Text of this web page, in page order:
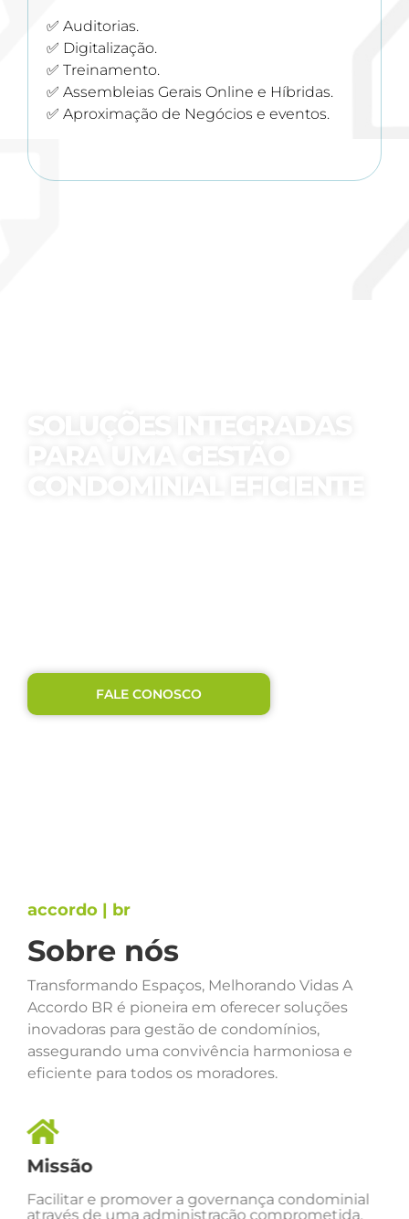
✅ Auditorias.
✅ Digitalização.
✅ Treinamento.
✅ Assembleias Gerais Online e Híbridas.
✅ Aproximação de Negócios e eventos.
SOLUÇÕES INTEGRADAS
PARA UMA GESTÃO
CONDOMINIAL EFICIENTE
FALE CONOSCO
accordo | br
Sobre nós
Transformando Espaços, Melhorando Vidas A
Accordo BR é pioneira em oferecer soluções
inovadoras para gestão de condomínios,
assegurando uma convivência harmoniosa e
eficiente para todos os moradores.
Missão
Facilitar e promover a governança condominial
através de uma administração comprometida,